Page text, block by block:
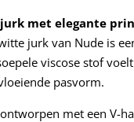
met elegante
jurk van Nude is
viscose stof
pasvorm.
met een V-